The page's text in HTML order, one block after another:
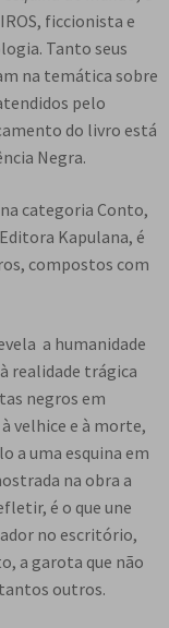
e
n
t
e
ficcionista e
Tanto seus
na temática sobre
pelo
do livro está
Negra.
categoria Conto,
Kapulana, é
compostos com
a humanidade
realidade trágica
negros em
velhice e à morte,
a uma esquina em
na obra a
é o que une
no escritório,
a garota que não
outros.